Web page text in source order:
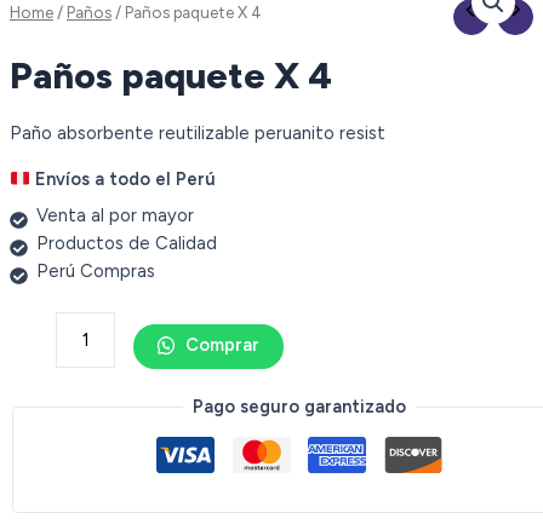
Home / Paños / Paños paquete X 4
Paños paquete X 4
Paño absorbente reutilizable peruanito resist
Envíos a todo el Perú
Venta al por mayor
Productos de Calidad
Perú Compras
Comprar
Pago seguro garantizado